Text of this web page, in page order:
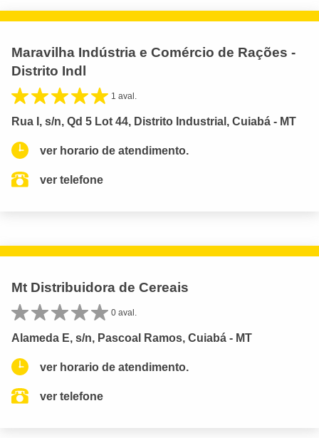
Maravilha Indústria e Comércio de Rações -
Distrito Indl
1 aval.
Rua I, s/n, Qd 5 Lot 44, Distrito Industrial, Cuiabá - MT
ver horario de atendimento.
ver telefone
Mt Distribuidora de Cereais
0 aval.
Alameda E, s/n, Pascoal Ramos, Cuiabá - MT
ver horario de atendimento.
ver telefone